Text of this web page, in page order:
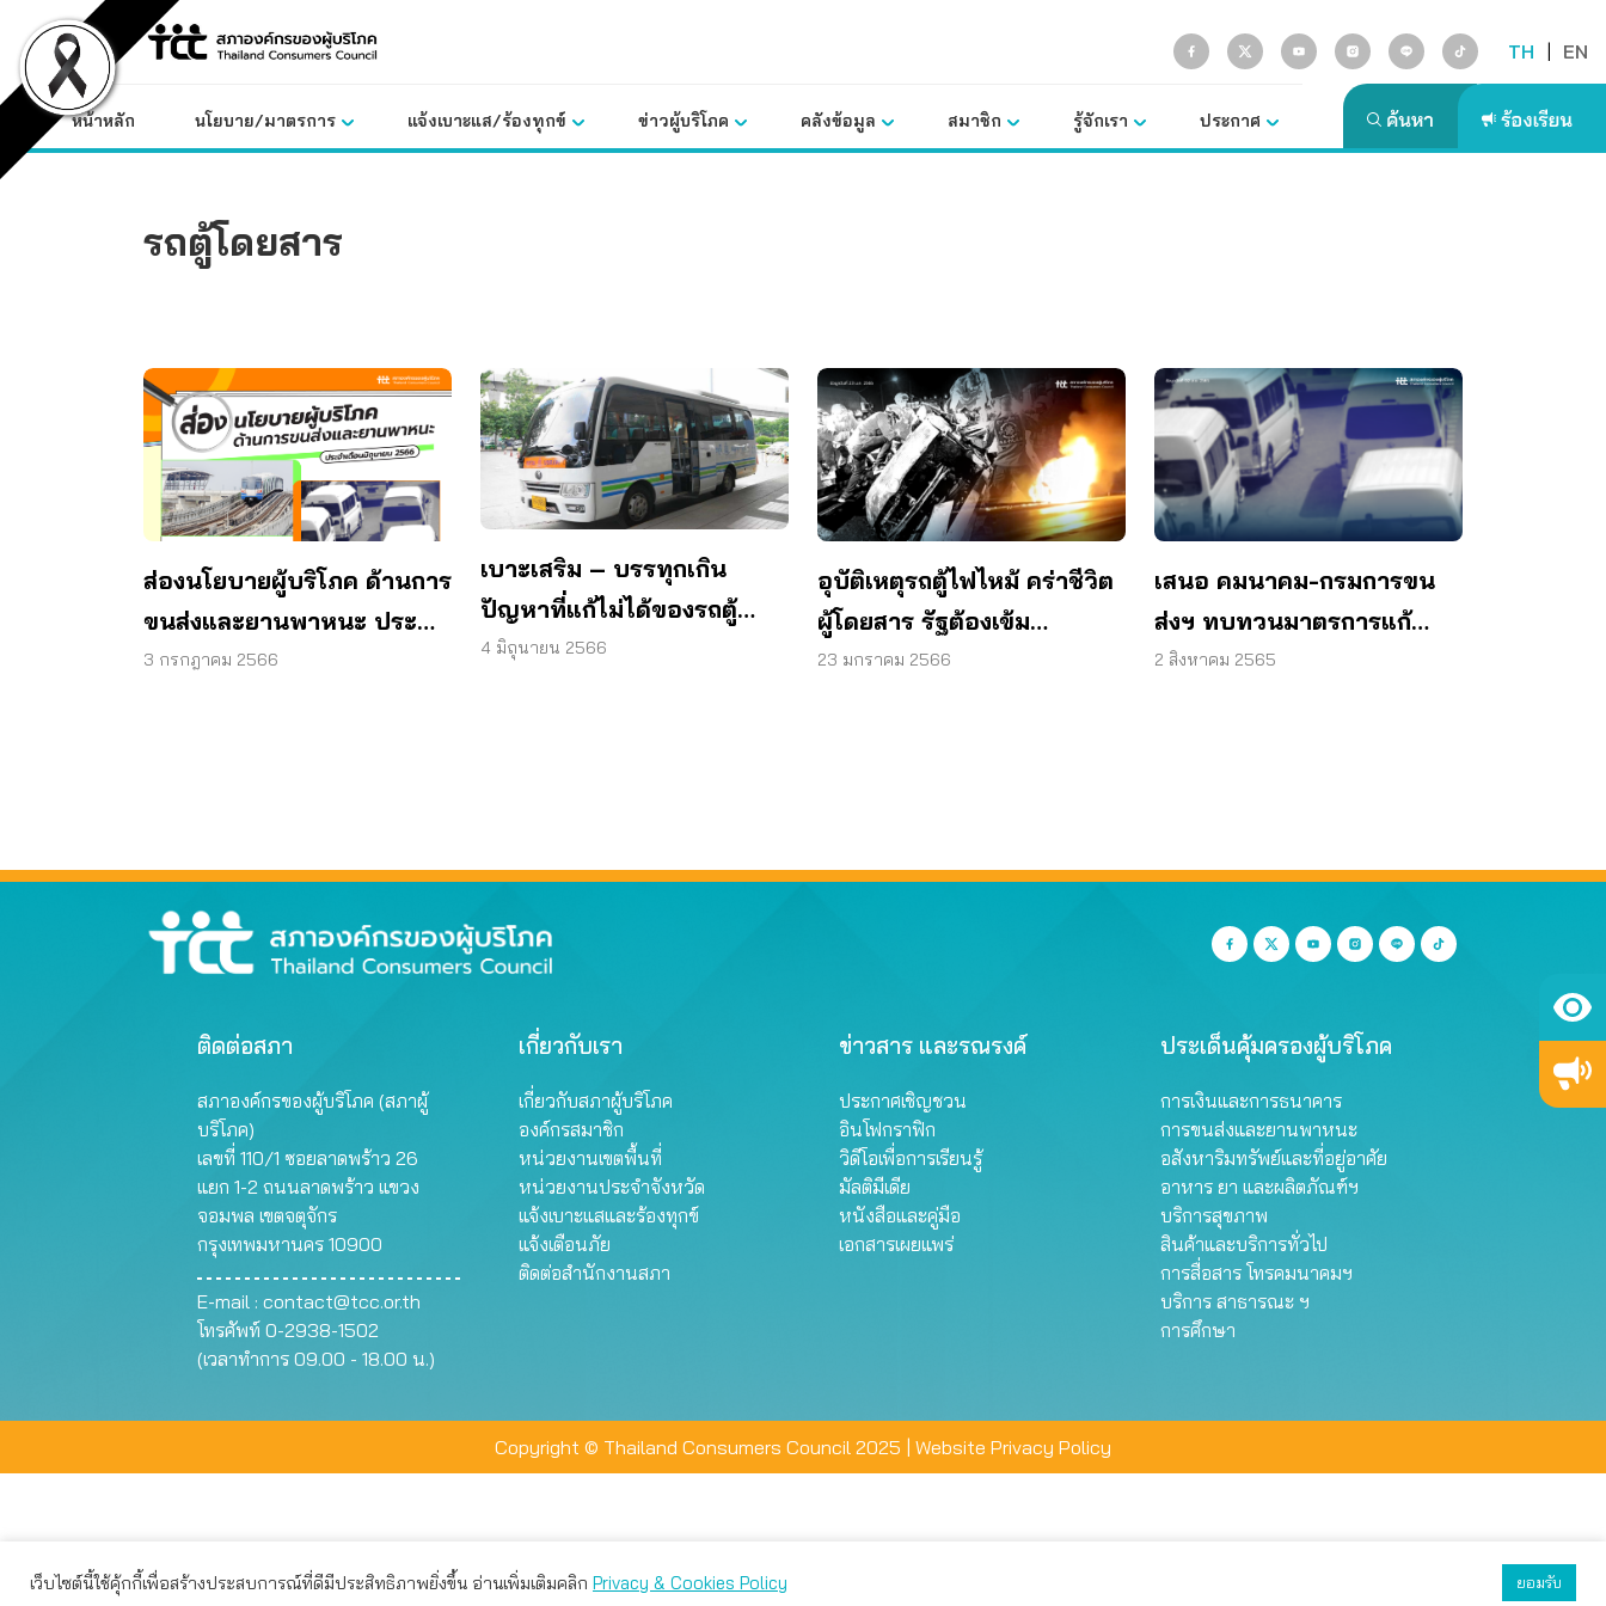
content
TH | EN
หน้าหลัก นโยบาย/มาตรการ แจ้งเบาะแส/ร้องทุกข์ ข่าวผู้บริโภค คลังข้อมูล สมาชิก รู้จักเรา ประกาศ
รถตู้โดยสาร
ส่องนโยบายผู้บริโภค ด้านการ
ขนส่งและยานพาหนะ ประจำ
เดือนมิถุนายน 2566
3 กรกฎาคม 2566
เบาะเสริม – บรรทุกเกิน
ปัญหาที่แก้ไม่ได้ของรถตู้
โดยสาร
4 มิถุนายน 2566
อุบัติเหตุรถตู้ไฟไหม้ คร่าชีวิต
ผู้โดยสาร รัฐต้องเข้ม
มาตรการ
23 มกราคม 2566
เสนอ คมนาคม-กรมการขน
ส่งฯ ทบทวนมาตรการแก้
ปัญหารถตู้ผิดกฎหมาย เพื่อ
2 สิงหาคม 2565
ติดต่อสภา
สภาองค์กรของผู้บริโภค (สภาผู้
บริโภค)
เลขที่ 110/1 ซอยลาดพร้าว 26
แยก 1-2 ถนนลาดพร้าว แขวง
จอมพล เขตจตุจักร
กรุงเทพมหานคร 10900
E-mail : contact@tcc.or.th
โทรศัพท์ 0-2938-1502
(เวลาทำการ 09.00 - 18.00 น.)
เกี่ยวกับเรา
เกี่ยวกับสภาผู้บริโภค
องค์กรสมาชิก
หน่วยงานเขตพื้นที่
หน่วยงานประจำจังหวัด
แจ้งเบาะแสและร้องทุกข์
แจ้งเตือนภัย
ติดต่อสำนักงานสภา
ข่าวสาร และรณรงค์
ประกาศเชิญชวน
อินโฟกราฟิก
วิดีโอเพื่อการเรียนรู้
มัลติมีเดีย
หนังสือและคู่มือ
เอกสารเผยแพร่
ประเด็นคุ้มครองผู้บริโภค
การเงินและการธนาคาร
การขนส่งและยานพาหนะ
อสังหาริมทรัพย์และที่อยู่อาศัย
อาหาร ยา และผลิตภัณฑ์ฯ
บริการสุขภาพ
สินค้าและบริการทั่วไป
การสื่อสาร โทรคมนาคมฯ
บริการ สาธารณะ ฯ
การศึกษา
Copyright © Thailand Consumers Council 2025 | Website Privacy Policy
เว็บไซต์นี้ใช้คุ้กกี้เพื่อสร้างประสบการณ์ที่ดีมีประสิทธิภาพยิ่งขึ้น อ่านเพิ่มเติมคลิก Privacy & Cookies Policy ยอมรับ
เว็บไซต์นี้ใช้คุกกี้เพื่อมอบประสบการณ์การใช้งานที่ดีให้แก่ท่าน คุณสามารถเลือกตั้งค่าความเป็นส่วนตัวได้